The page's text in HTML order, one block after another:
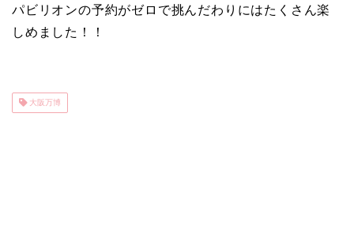
パビリオンの予約がゼロで挑んだわりにはたくさん楽
しめました！！
大阪万博